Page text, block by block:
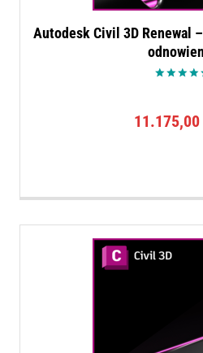
Autodesk Civil 3D Renewal
11.175,00